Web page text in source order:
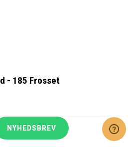
- 185 Frosset
NYHEDSBREV